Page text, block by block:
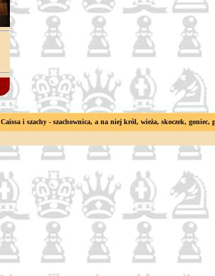
Caissa i szachy - szachownica, a na niej król, wieża, skoczek,